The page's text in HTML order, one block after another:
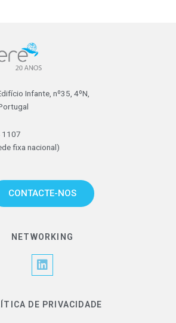
Infante, nº35, 4ºN,
1107
fixa nacional)
CONTACTE-NOS
NETWORKING
L
i
e
DE PRIVACIDADE